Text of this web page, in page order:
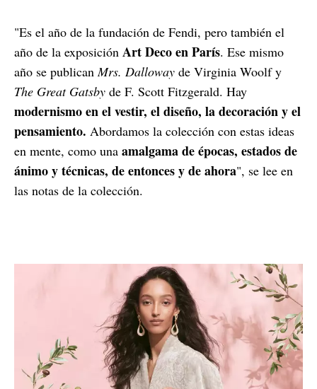
"Es el año de la fundación de Fendi, pero también el
año de la exposición Art Deco en París. Ese mismo
año se publican Mrs. Dalloway de Virginia Woolf y
The Great Gatsby de F. Scott Fitzgerald. Hay
modernismo en el vestir, el diseño, la decoración y el
pensamiento. Abordamos la colección con estas ideas
en mente, como una amalgama de épocas, estados de
ánimo y técnicas, de entonces y de ahora", se lee en
las notas de la colección.